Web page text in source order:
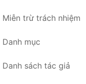
Miễn trừ trách nhiệm
Danh mục
Danh sách tác giả